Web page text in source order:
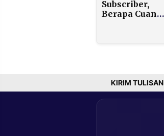
Subscriber,
Berapa Cuan
KIRIM TULISAN